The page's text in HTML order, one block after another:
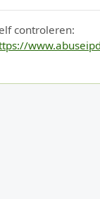
controleren: